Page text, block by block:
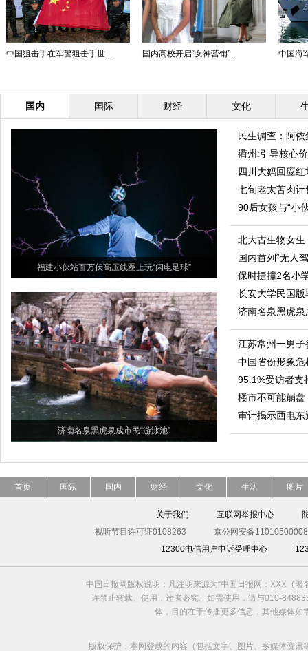
中国狙击手在军警狙击手世... 国内高校开启“女神营销”... 中国海
国内 国际 财经 文化
福建小伙站百万伏高压线圈上玩“闪电足球”
济南名泉黑虎泉成市民“游泳池”
民生调查：阿
衢州:引导核心
四川大妈回应
七旬老太苦肉
90后女孩与“小
北大古生物女
国内首列“无人
保时捷撞2名小
长安大学民国版
济南名泉黑虎泉
江苏常州一男
中国省份形象危
95.1%受访者支
楼市不可能崩
审计揭示西电
首页 国际 国内 财经 文化 生活 图片
关于我们 互联网举报中心
视听节目许可证0108263
京公网安备
12300电信用户申诉受理中心
中国日报网版权说明：凡注明来源为“中国日报网：XXX（
许禁止转载、使用，违者必究。如需使用，请与010-
体，目的在于传播更多信息，其他媒体
版权保护：本网登载的内容（包括文字、图片、多媒体资